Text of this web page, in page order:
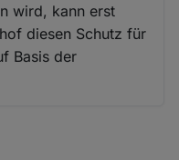
wird, kann erst
diesen Schutz für
Basis der